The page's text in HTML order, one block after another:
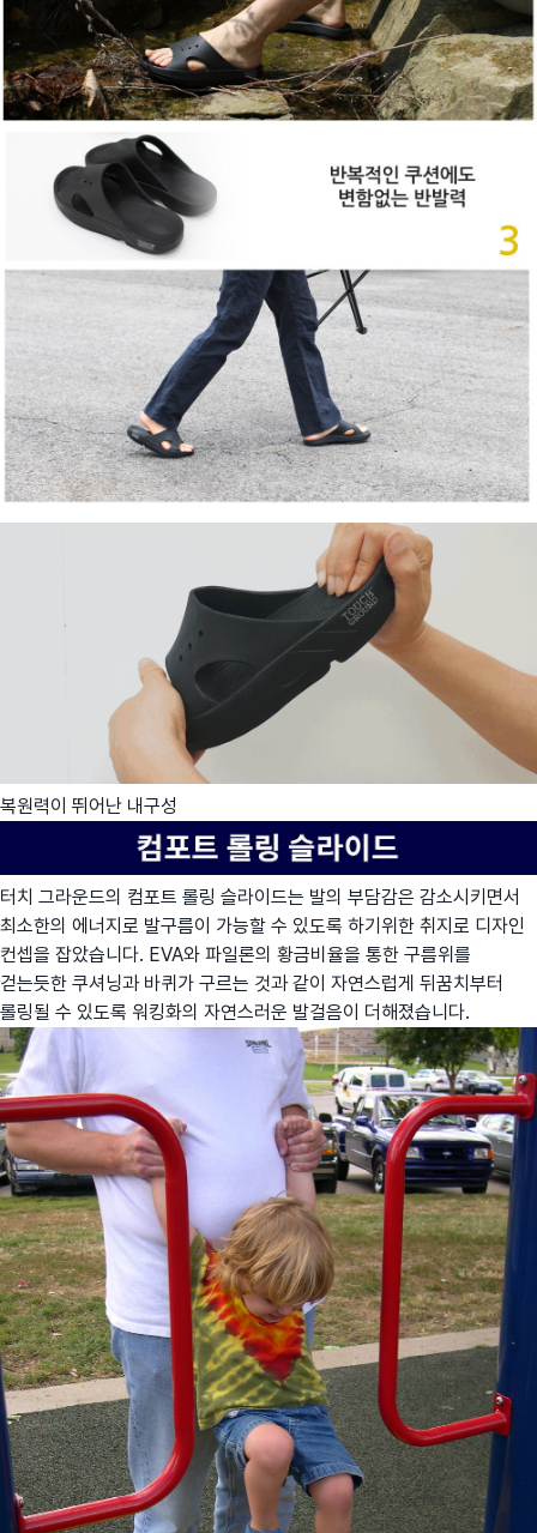
복원력이 뛰어난 내구성
터치 그라운드의 컴포트 롤링 슬라이드는 발의 부담감은 감소시키면서
최소한의 에너지로 발구름이 가능할 수 있도록 하기위한 취지로 디자인
컨셉을 잡았습니다. EVA와 파일론의 황금비율을 통한 구름위를
걷는듯한 쿠셔닝과 바퀴가 구르는 것과 같이 자연스럽게 뒤꿈치부터
롤링될 수 있도록 워킹화의 자연스러운 발걸음이 더해졌습니다.